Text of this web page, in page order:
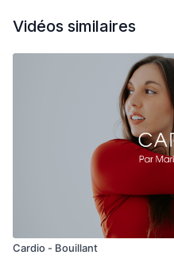
Vidéos similaires
Cardio - Bouillant